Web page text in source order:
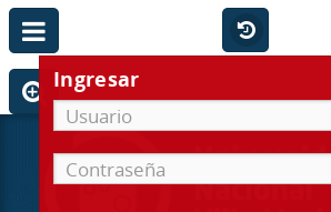
Ingresar